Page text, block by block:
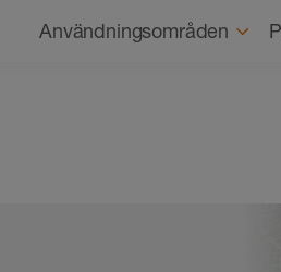
Användningsområden